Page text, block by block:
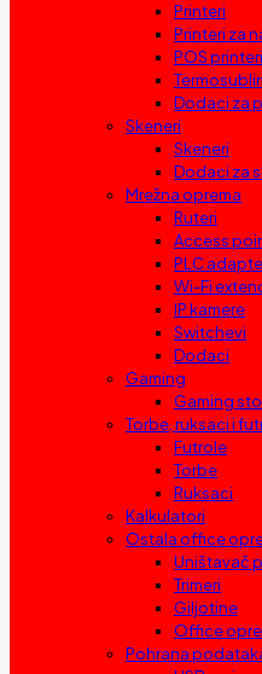
Printeri
Printeri za
POS printeri
Dodaci za
Skeneri
Skeneri
Dodaci za
Mrežna oprema
Ruteri
Access
PLC
Wi-Fi
IP kamere
Switchevi
Dodaci
Gaming
Gaming
Torbe, ruksaci i
Futrole
Torbe
Ruksaci
Kalkulatori
Ostala office
Uništavač
Trimeri
Giljotine
Office
Pohrana